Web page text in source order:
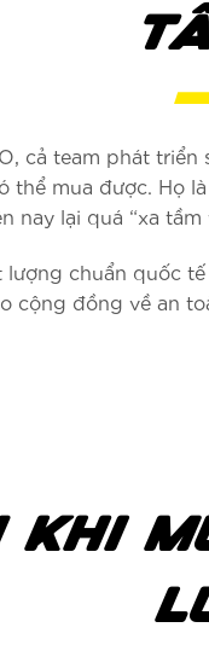
cả team phát
mua được. Họ
lại quá “xa
chuẩn quốc
đồng về an
KHI